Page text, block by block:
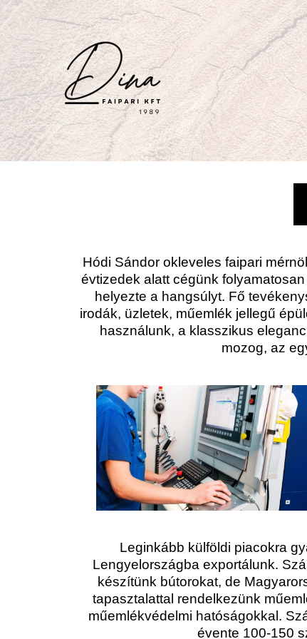
Skip
to
content
Hódi Sándor okleveles faipari
évtizedek alatt cégünk
helyezte a hangsúlyt. Fő
irodák, üzletek, műemlék jellegű
használunk, a klasszikus
mozog, az
Leginkább külföldi piacokra
Lengyelországba exportálunk.
készítünk bútorokat, de
tapasztalattal rendelkezünk
műemlékvédelmi hatóságokkal.
évente 100-150